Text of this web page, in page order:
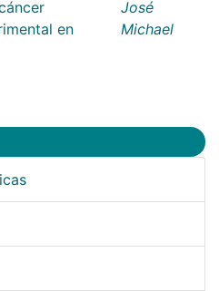
en
José
Michael